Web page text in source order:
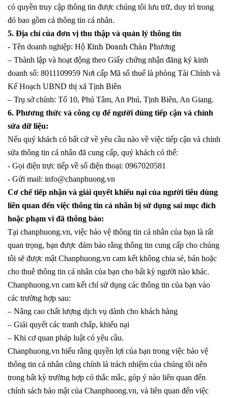
có quyền truy cập thông tin được chúng tôi lưu trữ, duy trì trong
đó bao gồm cả thông tin cá nhân.
5. Địa chỉ của đơn vị thu thập và quản lý thông tin
- Tên doanh nghiệp: Hộ Kinh Doanh Chân Phương
– Thành lập và hoạt động theo Giấy chứng nhận đăng ký kinh
doanh số: 8011109959 Nơi cấp Mã số thuế là phòng Tài Chính và
Kế Hoạch UBND thị xã Tịnh Biên
– Trụ sở chính: Tổ 10, Phú Tâm, An Phú, Tịnh Biên, An Giang.
6. Phương thức và công cụ để người dùng tiếp cận và chỉnh
sửa dữ liệu:
Nếu quý khách có bất cứ về yêu cầu nào về việc tiếp cận và chỉnh
sửa thông tin cá nhân đã cung cấp, quý khách có thể:
- Gọi điện trực tiếp về số điện thoại: 0967020581
- Gửi mail: info@chanphuong.vn
Cơ chế tiếp nhận và giải quyết khiếu nại của người tiêu dùng
liên quan đến việc thông tin cá nhân bị sử dụng sai mục đích
hoặc phạm vi đã thông báo:
Tại chanphuong.vn, việc bảo vệ thông tin cá nhân của bạn là rất
quan trọng, bạn được đảm bảo rằng thông tin cung cấp cho chúng
tôi sẽ được mật Chanphuong.vn cam kết không chia sẻ, bán hoặc
cho thuê thông tin cá nhân của bạn cho bất kỳ người nào khác.
Chanphuong.vn cam kết chỉ sử dụng các thông tin của bạn vào
các trường hợp sau:
– Nâng cao chất lượng dịch vụ dành cho khách hàng
– Giải quyết các tranh chấp, khiếu nại
– Khi cơ quan pháp luật có yêu cầu.
Chanphuong.vn hiểu rằng quyền lợi của bạn trong việc bảo vệ
thông tin cá nhân cũng chính là trách nhiệm của chúng tôi nên
trong bất kỳ trường hợp có thắc mắc, góp ý nào liên quan đến
chính sách bảo mật của Chanphuong.vn, và liên quan đến việc